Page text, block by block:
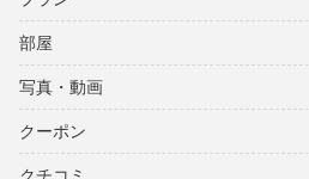
部屋
写真・動画
クーポン